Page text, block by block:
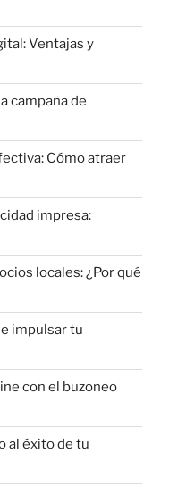
Ventajas y
campaña de
Cómo atraer
impresa:
locales: ¿Por qué
impulsar tu
con el buzoneo
al éxito de tu